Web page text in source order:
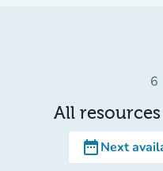
6
All
date_rangeNext